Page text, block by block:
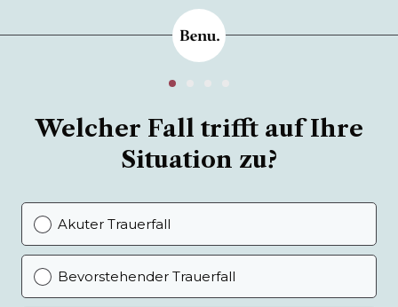
Welcher Fall trifft auf Ihre
Situation zu?
Akuter Trauerfall
Bevorstehender Trauerfall